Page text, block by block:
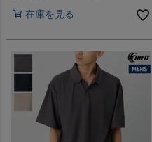
在庫を見る